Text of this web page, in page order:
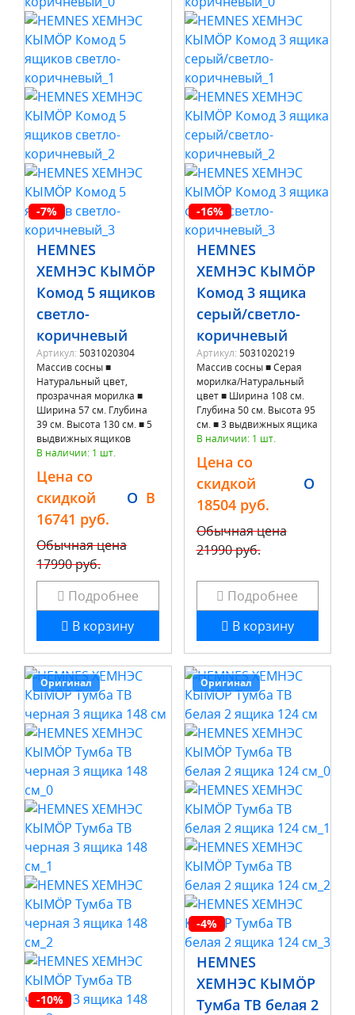
-7%
HEMNES
ХЕМНЭС КЫМÖР
Комод 5 ящиков
светло-
коричневый
Артикул: 5031020304
Массив сосны ■
Натуральный цвет,
прозрачная морилка ■
Ширина 57 см. Глубина
39 см. Высота 130 см. ■ 5
выдвижных ящиков
В наличии: 1 шт.
Цена со
скидкой
16741 руб.
O B
Обычная цена
17990 руб.
Подробнее
В корзину
-16%
HEMNES
ХЕМНЭС КЫМÖР
Комод 3 ящика
серый/светло-
коричневый
Артикул: 5031020219
Массив сосны ■ Серая
морилка/Натуральный
цвет ■ Ширина 108 см.
Глубина 50 см. Высота 95
см. ■ 3 выдвижных ящика
В наличии: 1 шт.
Цена со
скидкой
18504 руб.
O
Обычная цена
21990 руб.
Подробнее
В корзину
Оригинал
-10%
Оригинал
-4%
HEMNES
ХЕМНЭС КЫМÖР
Тумба ТВ белая 2